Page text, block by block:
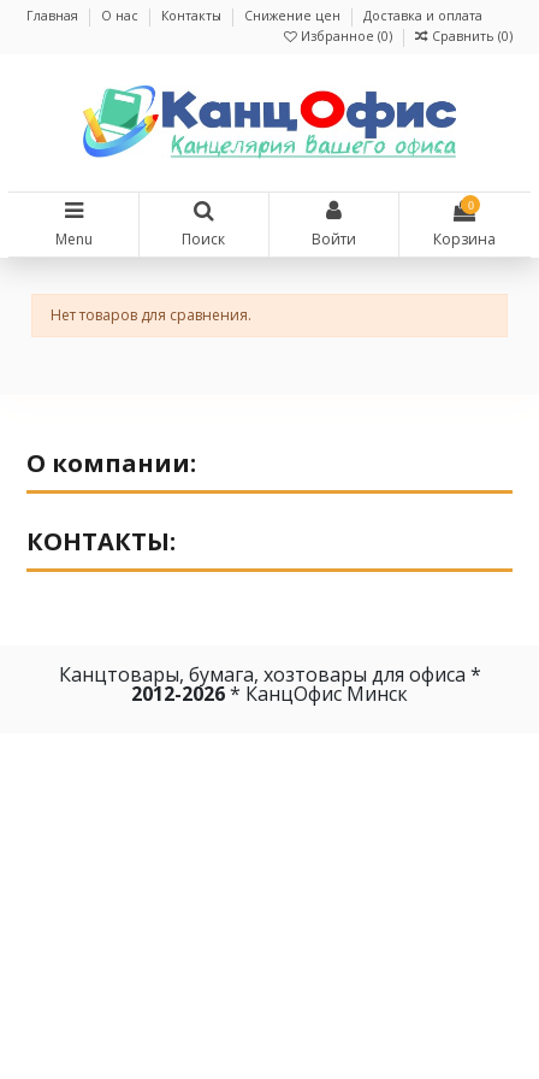
Главная О нас Контакты Снижение цен
Доставка и оплата
Избранное (0) Сравнить (0)
Menu Поиск Войти
0
Корзина
Нет товаров для сравнения.
О компании:
КОНТАКТЫ:
Канцтовары, бумага, хозтовары для офиса *
2012-2026* КанцОфис Минск